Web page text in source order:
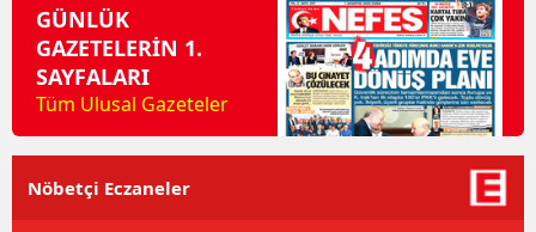
GÜNLÜK
GAZETELERİN 1.
SAYFALARI
Tüm Ulusal Gazeteler
Nöbetçi Eczaneler